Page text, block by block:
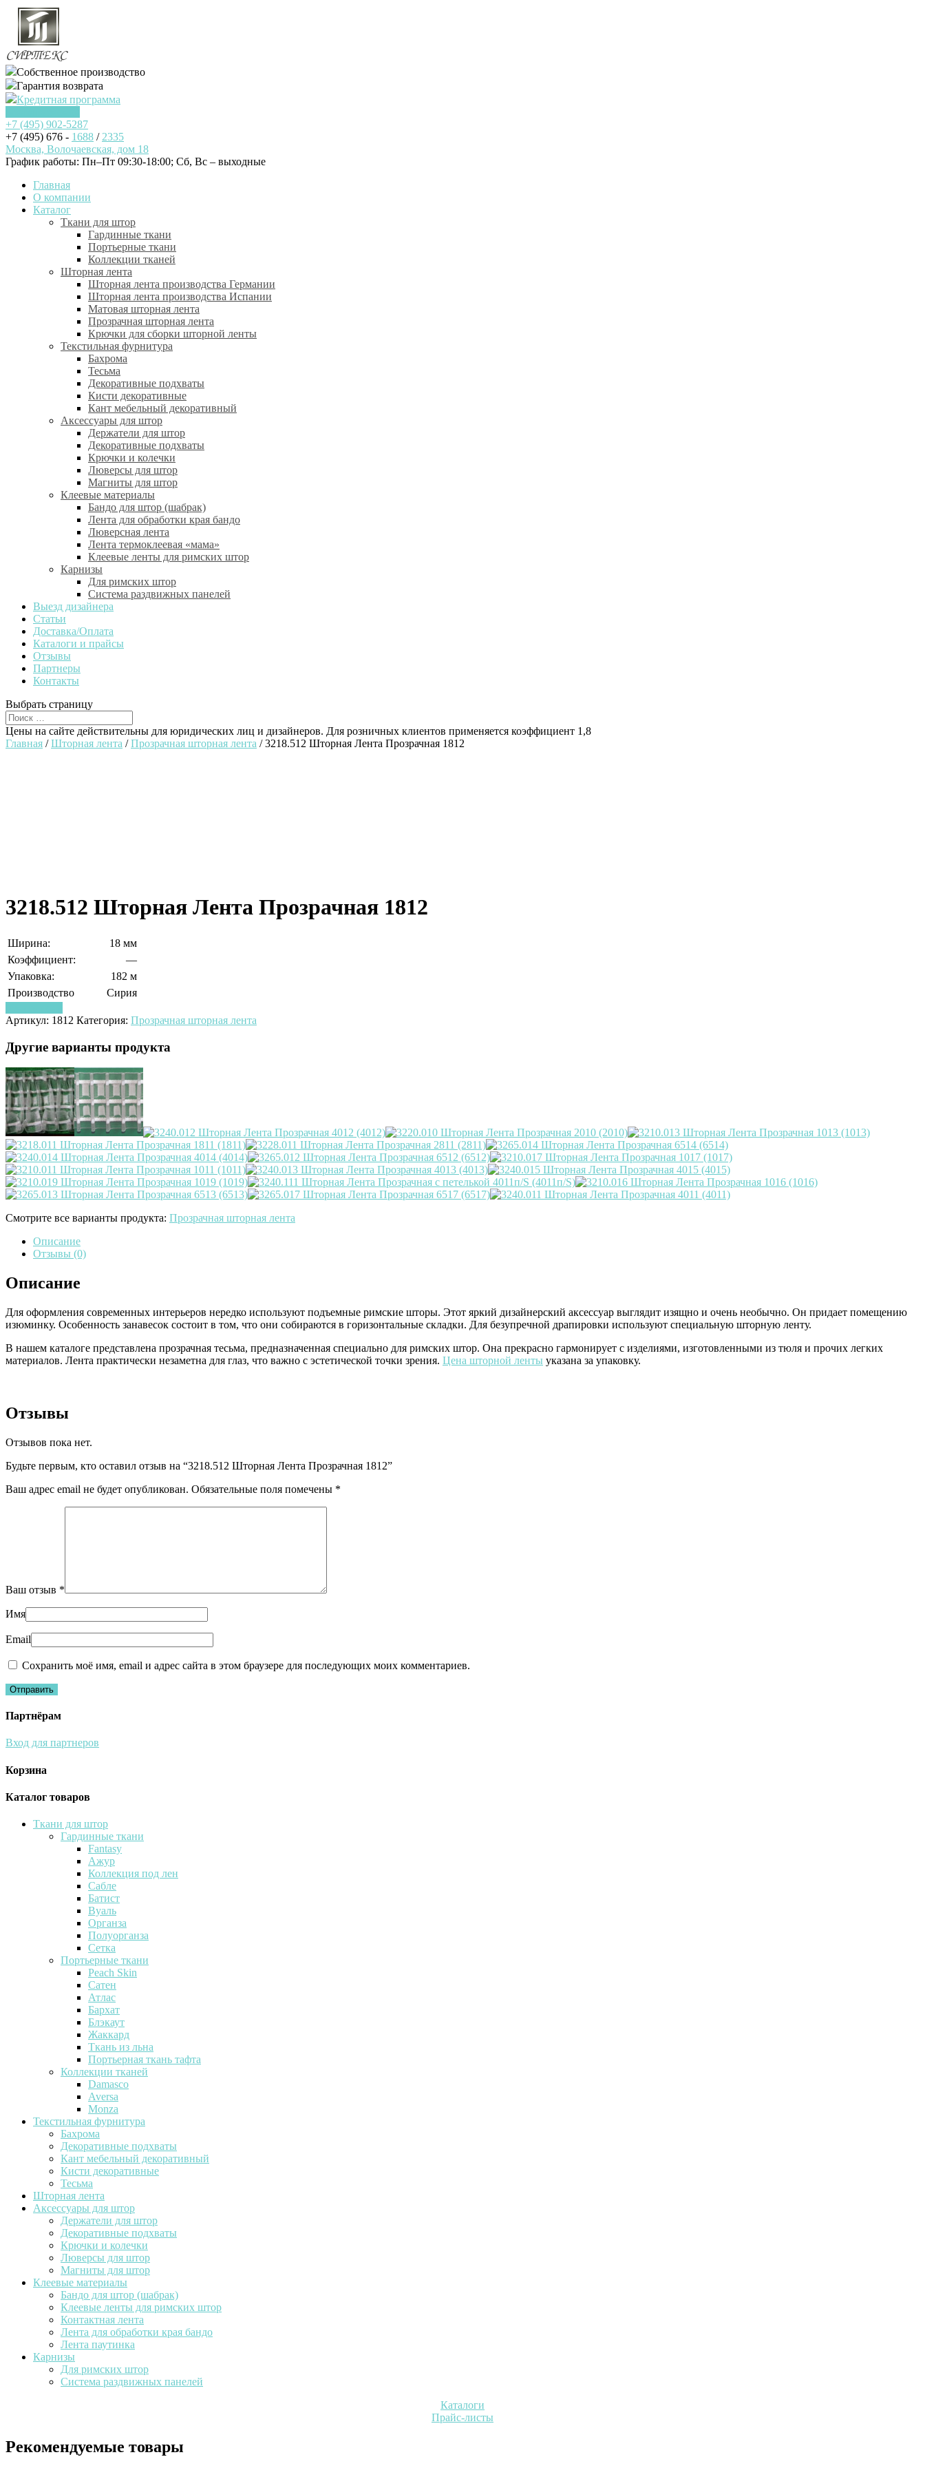
Собственное производство
Гарантия возврата
Кредитная программа
+7 (495) 902-5287
+7 (495) 676 - 1688 / 2335
Москва, Волочаевская, дом 18
График работы: Пн–Пт 09:30-18:00; Cб, Вс – выходные
Главная
О компании
Каталог
Ткани для штор
Гардинные ткани
Портьерные ткани
Коллекции тканей
Шторная лента
Шторная лента производства Германии
Шторная лента производства Испании
Матовая шторная лента
Прозрачная шторная лента
Крючки для сборки шторной ленты
Текстильная фурнитура
Бахрома
Тесьма
Декоративные подхваты
Кисти декоративные
Кант мебельный декоративный
Аксессуары для штор
Держатели для штор
Декоративные подхваты
Крючки и колечки
Люверсы для штор
Магниты для штор
Клеевые материалы
Бандо для штор (шабрак)
Лента для обработки края бандо
Люверсная лента
Лента термоклеевая «мама»
Клеевые ленты для римских штор
Карнизы
Для римских штор
Система раздвижных панелей
Выезд дизайнера
Статьи
Доставка/Оплата
Каталоги и прайсы
Отзывы
Партнеры
Контакты
Выбрать страницу
Цены на сайте действительны для юридических лиц и дизайнеров. Для розничных клиентов применяется коэффициент 1,8
Главная /Шторная лента /Прозрачная шторная лента / 3218.512 Шторная Лента Прозрачная 1812
3218.512 Шторная Лента Прозрачная 1812
Ширина:
18 мм
Коэффициент:
—
Упаковка:
182 м
Производство
Сирия
Артикул: 1812 Категория: Прозрачная шторная лента
Другие варианты продукта
Смотрите все варианты продукта: Прозрачная шторная лента
Описание
Отзывы (0)
Описание
Для оформления современных интерьеров нередко используют подъемные римские шторы. Этот яркий дизайнерский аксессуар выглядит изящно и очень необычно. Он придает помещению
изюминку. Особенность занавесок состоит в том, что они собираются в горизонтальные складки. Для безупречной драпировки используют специальную шторную ленту.
В нашем каталоге представлена прозрачная тесьма, предназначенная специально для римских штор. Она прекрасно гармонирует с изделиями, изготовленными из тюля и прочих легких
материалов. Лента практически незаметна для глаз, что важно с эстетической точки зрения. Цена шторной ленты указана за упаковку.
Отзывы
Отзывов пока нет.
Будьте первым, кто оставил отзыв на “3218.512 Шторная Лента Прозрачная 1812”
Ваш адрес email не будет опубликован. Обязательные поля помечены *
Ваш отзыв *
Имя
Email
Сохранить моё имя, email и адрес сайта в этом браузере для последующих моих комментариев.
Партнёрам
Вход для партнеров
Корзина
Каталог товаров
Ткани для штор
Гардинные ткани
Fantasy
Ажур
Коллекция под лен
Сабле
Батист
Вуаль
Органза
Полуорганза
Сетка
Портьерные ткани
Peach Skin
Сатен
Атлас
Бархат
Блэкаут
Жаккард
Ткань из льна
Портьерная ткань тафта
Коллекции тканей
Damasco
Aversa
Monza
Текстильная фурнитура
Бахрома
Декоративные подхваты
Кант мебельный декоративный
Кисти декоративные
Тесьма
Шторная лента
Аксессуары для штор
Держатели для штор
Декоративные подхваты
Крючки и колечки
Люверсы для штор
Магниты для штор
Клеевые материалы
Бандо для штор (шабрак)
Клеевые ленты для римских штор
Контактная лента
Лента для обработки края бандо
Лента паутинка
Карнизы
Для римских штор
Система раздвижных панелей
Каталоги
Прайс-листы
Рекомендуемые товары